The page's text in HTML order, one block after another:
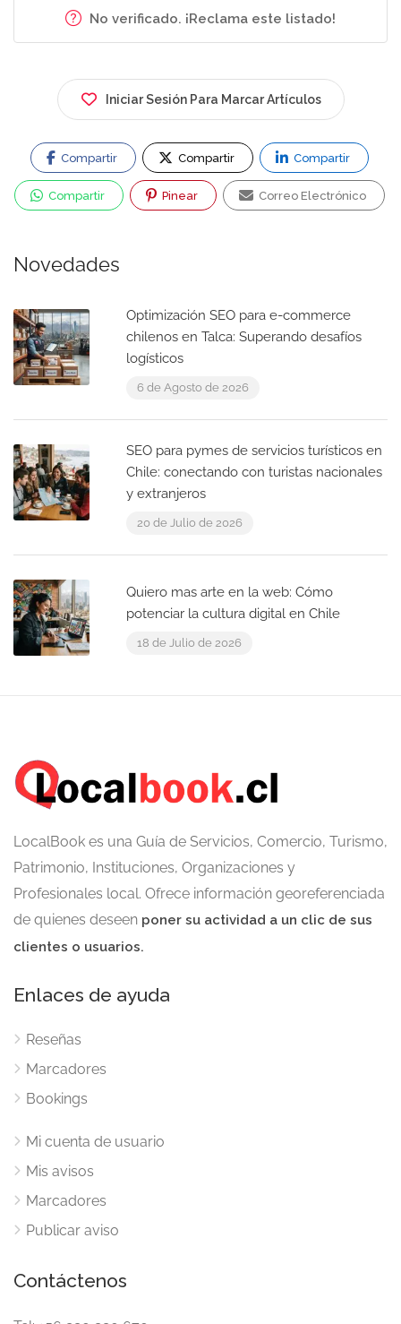
No verificado. ¡Reclama este listado!
Iniciar Sesión Para Marcar Artículos
Compartir Compartir Compartir
Compartir Pinear Correo Electrónico
Novedades
Optimización SEO para e-commerce
chilenos en Talca: Superando desafíos
logísticos
6 de Agosto de 2026
SEO para pymes de servicios turísticos en
Chile: conectando con turistas nacionales
y extranjeros
20 de Julio de 2026
Quiero mas arte en la web: Cómo
potenciar la cultura digital en Chile
18 de Julio de 2026
LocalBook es una Guía de Servicios, Comercio, Turismo,
Patrimonio, Instituciones, Organizaciones y
Profesionales local. Ofrece información georeferenciada
de quienes deseen poner su actividad a un clic de sus
clientes o usuarios.
Enlaces de ayuda
Reseñas
Marcadores
Bookings
Mi cuenta de usuario
Mis avisos
Marcadores
Publicar aviso
Contáctenos